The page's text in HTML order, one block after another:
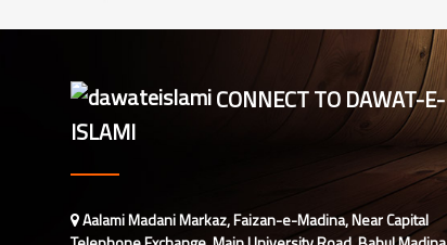
CONNECT TO DAWAT-E-
ISLAMI
Aalami Madani Markaz, Faizan-e-Madina, Near Capital